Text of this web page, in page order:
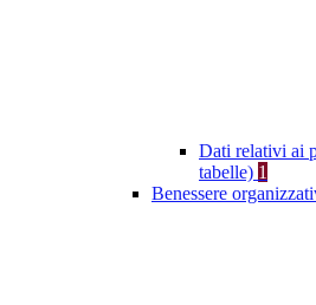
Dati relativi ai
tabelle) 1
Benessere